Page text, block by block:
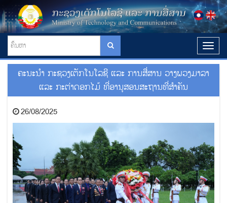
T
o
g
g
e
v
g
a
t
i
o
n
ຄະນະນໍາ ກະຊວງເຕັກໂນໂລຊີ ແລະ ການສື່ສານ ວາງພວງມາລາ
ແລະ ກະຕ່າດອກໄມ້ ທີ່ອານຸສອນສະຖານທີ່ສໍາຄັນ
26/08/2025